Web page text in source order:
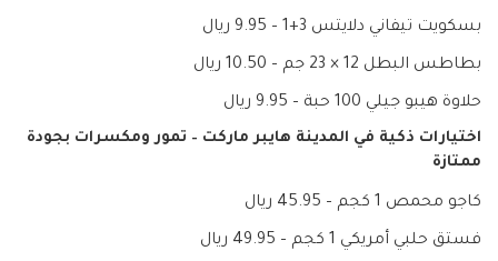
بسكويت تيفاني دلايتس 3+1 – 9.95 ريال
بطاطس البطل 12 × 23 جم – 10.50 ريال
حلاوة هيبو جيلي 100 حبة – 9.95 ريال
اختيارات ذكية في المدينة هايبر ماركت – تمور ومكسرات بجودة
ممتازة
كاجو محمص 1 كجم – 45.95 ريال
فستق حلبي أمريكي 1 كجم – 49.95 ريال